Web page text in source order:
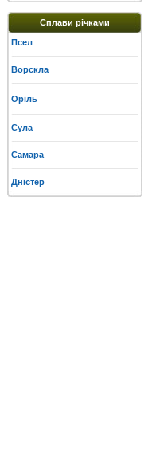
Сплави річками
Псел
Ворскла
Оріль
Сула
Самара
Дністер